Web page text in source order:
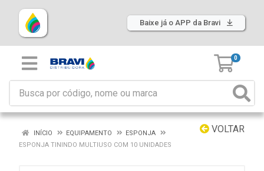
Baixe já o APP da Bravi
0
VOLTAR
INÍCIO EQUIPAMENTO
ESPONJA
ESPONJA TININDO MULTIUSO COM 10 UNIDADES